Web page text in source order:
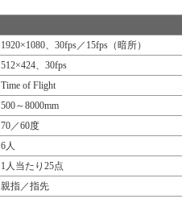
1920×1080、30fps／15fps（暗所）
512×424、30fps
Time of Flight
500～8000mm
70／60度
6人
1人当たり25点
親指／指先